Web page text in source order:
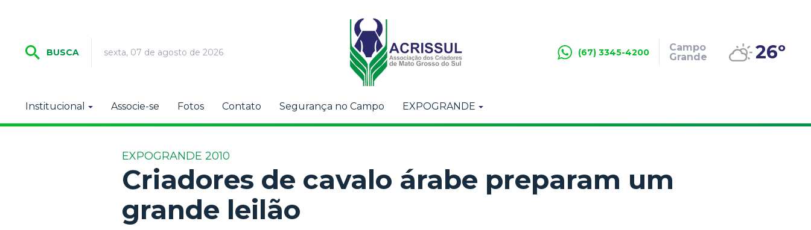
BUSCA sexta, 07 de agosto de 2026 (67) 3345-4200
Campo
Grande
26º
Institucional Associe-se Fotos Contato Segurança no Campo EXPOGRANDE
EXPOGRANDE 2010
Criadores de cavalo árabe preparam um
grande leilão